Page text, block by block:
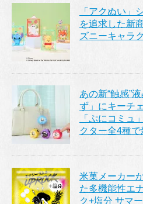
「アクぬい」
を追求した新
ズニーキャラ
あの新“触感”
ず」にキーチ
「ぷにコミュ
クター全4種で
米菓メーカー
た多機能性エ
ク+塩分 サマ